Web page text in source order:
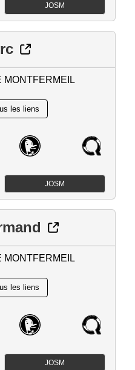
JOSM
MONTFERMEIL
JOSM
MONTFERMEIL
JOSM